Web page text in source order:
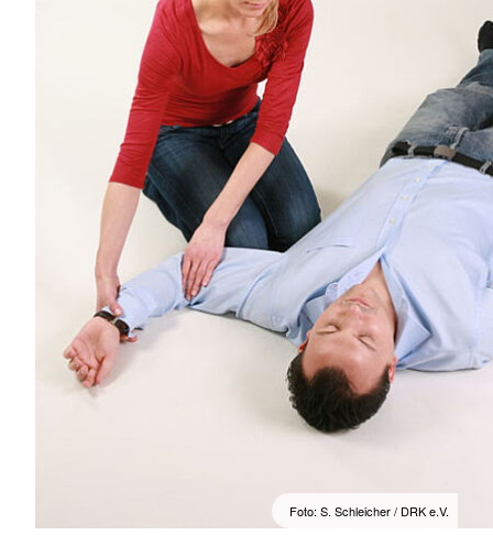
Foto: S. Schleicher / DRK e.V.